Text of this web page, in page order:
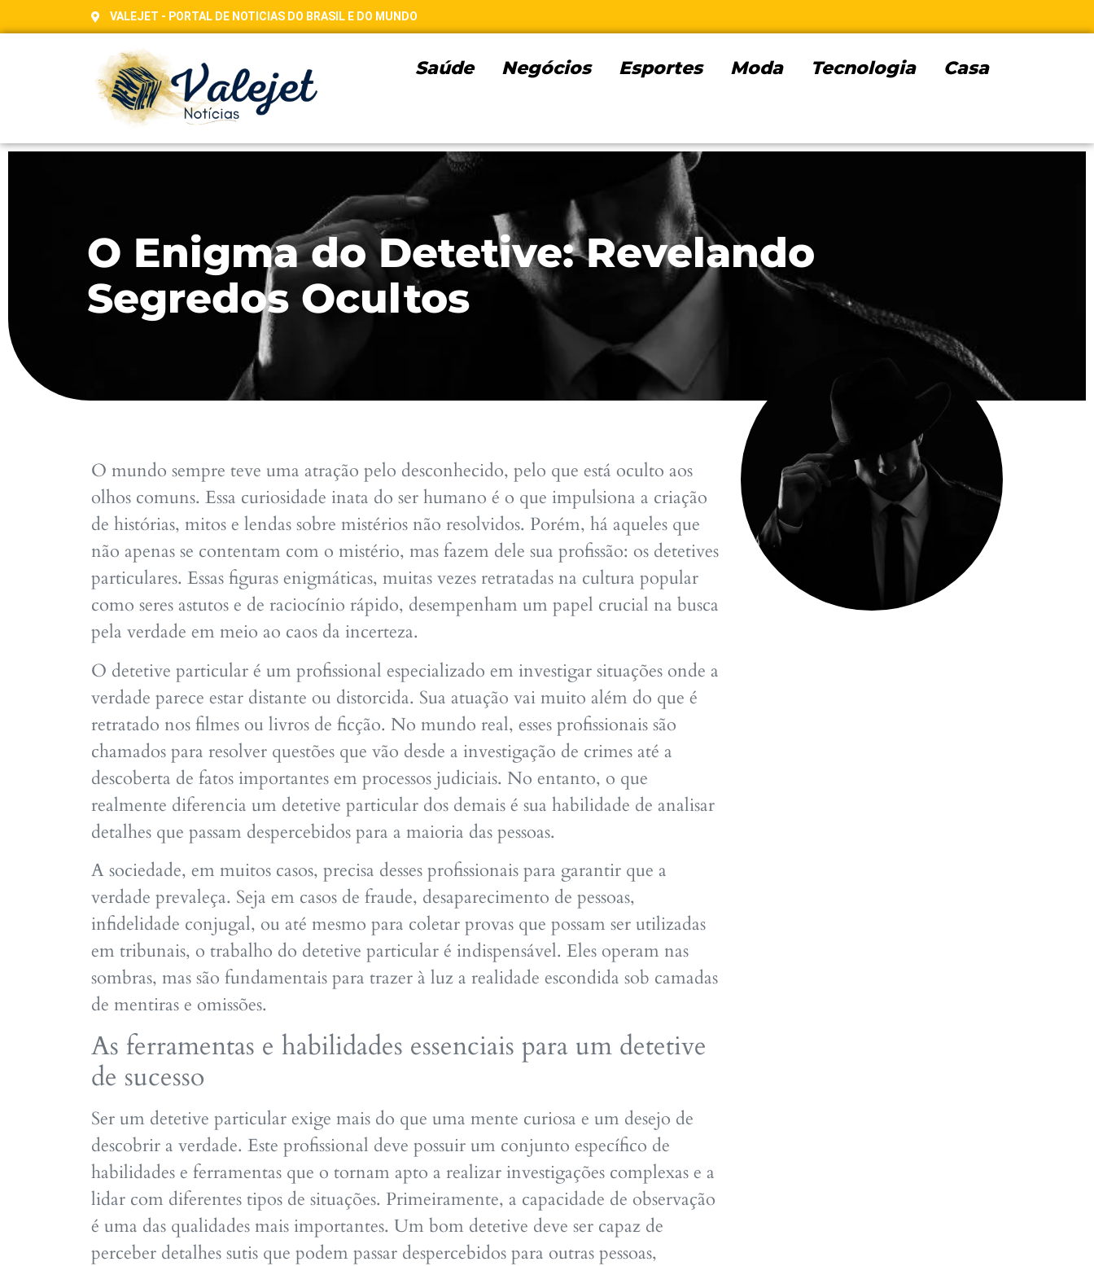
VALEJET - PORTAL DE NOTICIAS DO BRASIL E DO MUNDO
Saúde Negócios Esportes Moda Tecnologia Casa
O Enigma do Detetive: Revelando
Segredos Ocultos
O mundo sempre teve uma atração pelo desconhecido, pelo que está oculto aos
olhos comuns. Essa curiosidade inata do ser humano é o que impulsiona a criação
de histórias, mitos e lendas sobre mistérios não resolvidos. Porém, há aqueles que
não apenas se contentam com o mistério, mas fazem dele sua profissão: os detetives
particulares. Essas figuras enigmáticas, muitas vezes retratadas na cultura popular
como seres astutos e de raciocínio rápido, desempenham um papel crucial na busca
pela verdade em meio ao caos da incerteza.
O detetive particular é um profissional especializado em investigar situações onde a
verdade parece estar distante ou distorcida. Sua atuação vai muito além do que é
retratado nos filmes ou livros de ficção. No mundo real, esses profissionais são
chamados para resolver questões que vão desde a investigação de crimes até a
descoberta de fatos importantes em processos judiciais. No entanto, o que
realmente diferencia um detetive particular dos demais é sua habilidade de analisar
detalhes que passam despercebidos para a maioria das pessoas.
A sociedade, em muitos casos, precisa desses profissionais para garantir que a
verdade prevaleça. Seja em casos de fraude, desaparecimento de pessoas,
infidelidade conjugal, ou até mesmo para coletar provas que possam ser utilizadas
em tribunais, o trabalho do detetive particular é indispensável. Eles operam nas
sombras, mas são fundamentais para trazer à luz a realidade escondida sob camadas
de mentiras e omissões.
As ferramentas e habilidades essenciais para um detetive
de sucesso
Ser um detetive particular exige mais do que uma mente curiosa e um desejo de
descobrir a verdade. Este profissional deve possuir um conjunto específico de
habilidades e ferramentas que o tornam apto a realizar investigações complexas e a
lidar com diferentes tipos de situações. Primeiramente, a capacidade de observação
é uma das qualidades mais importantes. Um bom detetive deve ser capaz de
perceber detalhes sutis que podem passar despercebidos para outras pessoas,